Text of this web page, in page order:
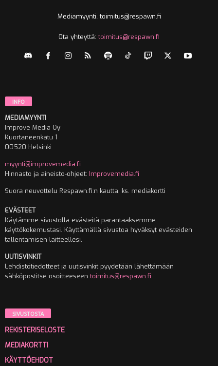
Mediamyynti, toimitus@respawn.fi
Ota yhteyttä:toimitus@respawn.fi
INFO
MEDIAMYYNTI
Improve Media Oy
Kuortaneenkatu 1
00520 Helsinki
myynti@improvemedia.fi
Hinnasto ja aineisto-ohjeet: Improvemedia.fi
Suora neuvottelu Respawn.fi:n kautta, ks. mediakortti
EVÄSTEET
Käytämme sivustolla evästeitä parantaaksemme
käyttökokemustasi. Käyttämällä sivustoa hyväksyt evästeiden
tallentamisen laitteellesi.
UUTISVINKIT
Lehdistötiedotteet ja uutisvinkit pyydetään lähettämään
sähköpostitse osoitteeseentoimitus@respawn.fi
SIVUSTOSTA
REKISTERISELOSTE
MEDIAKORTTI
KÄYTTÖEHDOT